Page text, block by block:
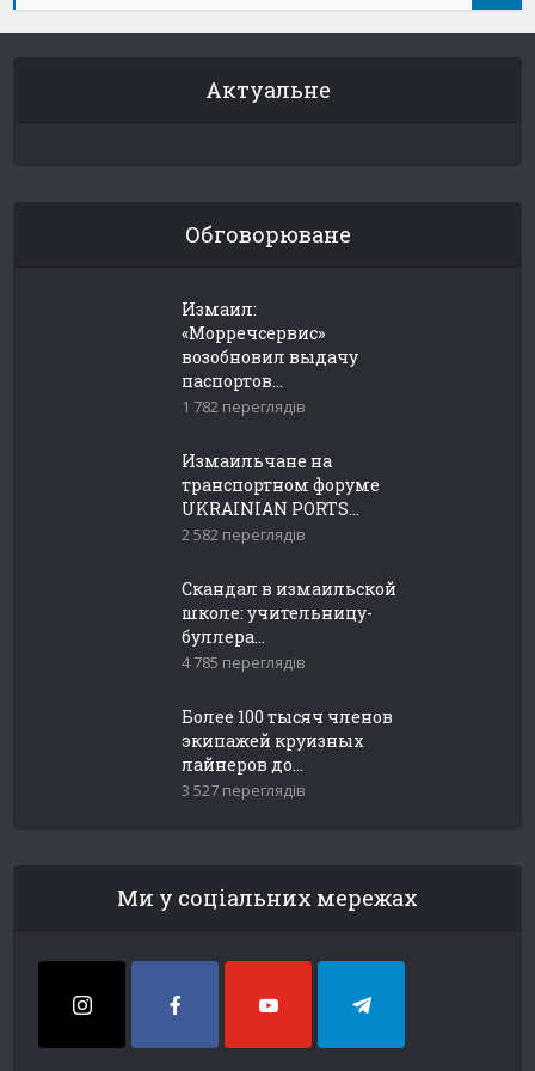
Актуальне
Обговорюване
Измаил:
«Морречсервис»
возобновил выдачу
паспортов...
1 782 переглядів
Измаильчане на
транспортном форуме
UKRAINIAN PORTS...
2 582 переглядів
Скандал в измаильской
школе: учительницу-
буллера...
4 785 переглядів
Более 100 тысяч членов
экипажей круизных
лайнеров до...
3 527 переглядів
Ми у соціальних мережах